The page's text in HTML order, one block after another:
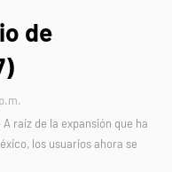
de
raíz de la expansión que ha
los usuarios ahora se